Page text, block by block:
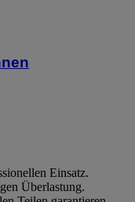
Einsatz.
Überlastung.